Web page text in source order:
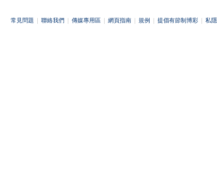
常見問題 聯絡我們 傳媒專用區 網頁指南 規例 提倡有節制博彩 私